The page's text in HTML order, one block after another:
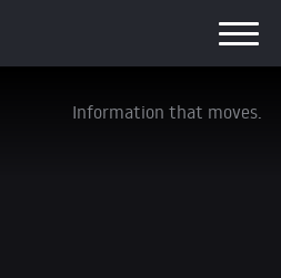
Information that moves.
e.V.